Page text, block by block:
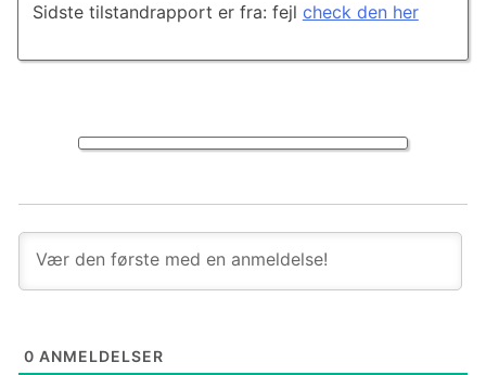
0 ANMELDELSER
Sidste tilstandrapport er fra: fejl check den her